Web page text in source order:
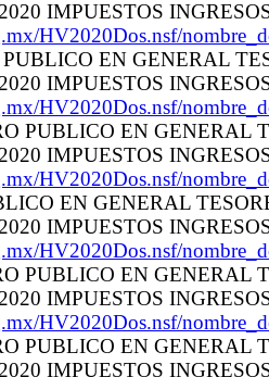
IMPUESTOS
HV2020Dos.nsf/
EN GENERAL
IMPUESTOS
HV2020Dos.nsf/
PUBLICO EN GENERAL
IMPUESTOS
HV2020Dos.nsf/
EN GENERAL
IMPUESTOS
HV2020Dos.nsf/
PUBLICO EN GENERAL
IMPUESTOS
HV2020Dos.nsf/
PUBLICO EN GENERAL
IMPUESTOS